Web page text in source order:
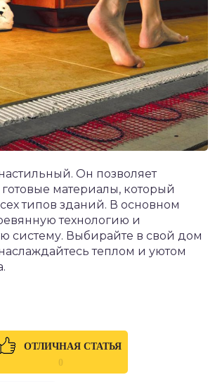
Он позволяет
материалы, который
типов зданий. В основном
технологию и
систему. Выбирайте в свой дом
теплом и уютом
ОТЛИЧНАЯ СТАТЬЯ
0